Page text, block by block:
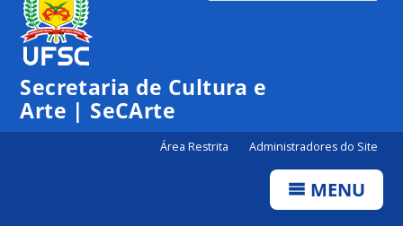
Secretaria de Cultura e
Arte | SeCArte
Área Restrita Administradores do Site
MENU